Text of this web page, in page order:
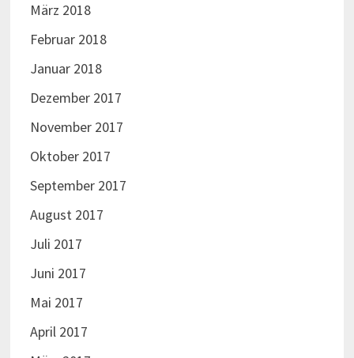
März 2018
Februar 2018
Januar 2018
Dezember 2017
November 2017
Oktober 2017
September 2017
August 2017
Juli 2017
Juni 2017
Mai 2017
April 2017